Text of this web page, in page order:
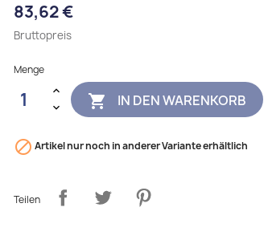
83,62 €
Bruttopreis
Menge
 IN DEN WARENKORB
 Artikel nur noch in anderer Variante erhältlich
Teilen